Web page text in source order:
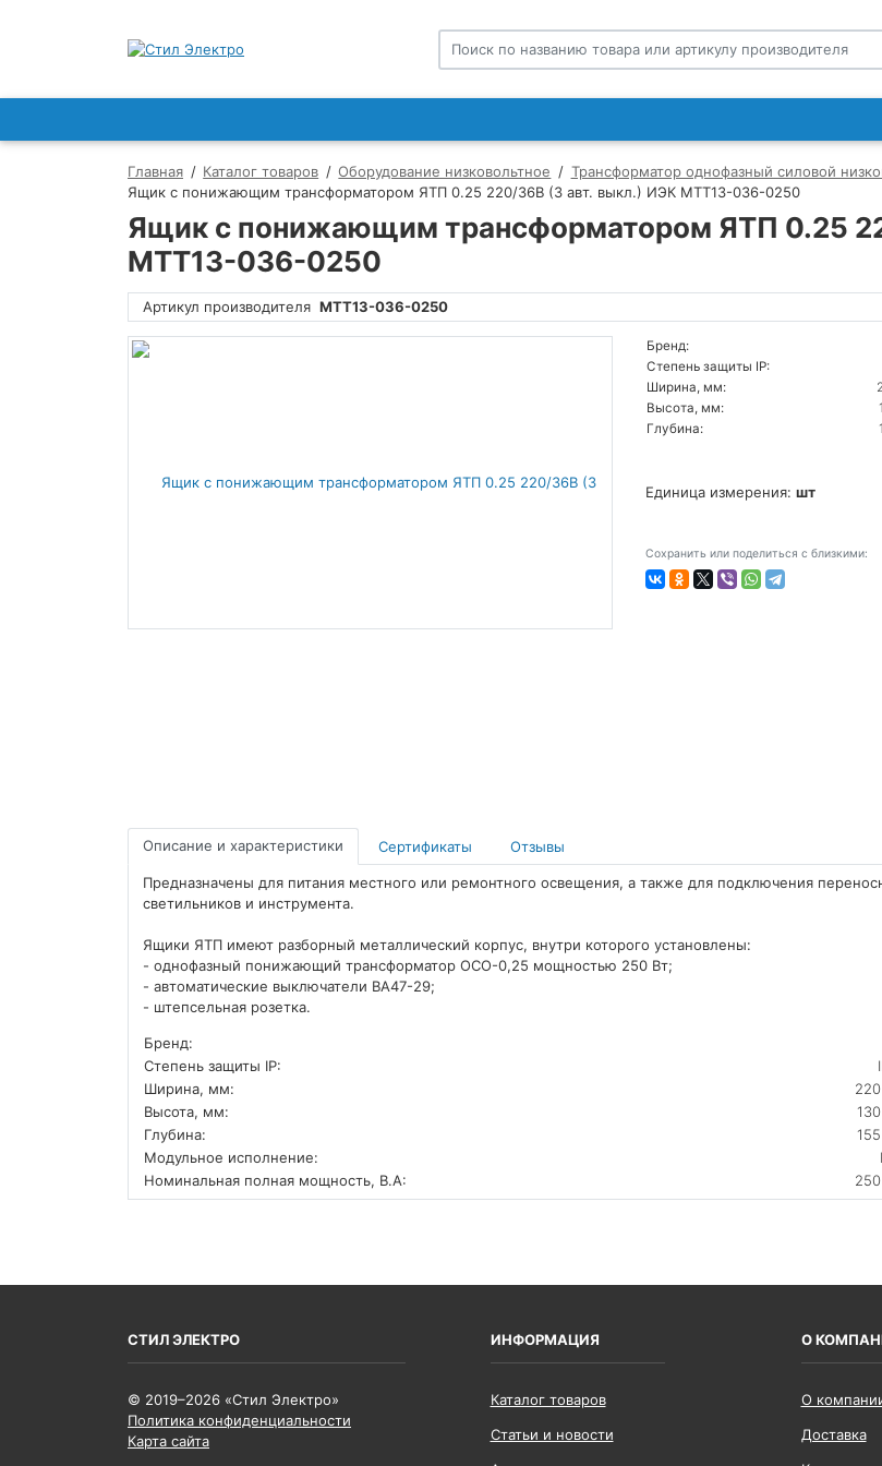
Главная Каталог товаров Оборудование низковольтное
Трансформатор однофазный силовой
Ящик с понижающим трансформатором ЯТП 0.25 220/36В (3 авт. выкл.) ИЭК MTT13-036-0250
Ящик с понижающим трансформатором ЯТП 0.25
MTT13-036-0250
Артикул производителя MTT13-036-0250
Бренд:
Степень защиты IP:
Ширина, мм:
Высота, мм:
Глубина:
Единица измерения: шт
Сохранить или поделиться с близкими:
Описание и характеристики Сертификаты Отзывы
Предназначены для питания местного или ремонтного освещения, а также для подключения
светильников и инструмента.
Ящики ЯТП имеют разборный металлический корпус, внутри которого установлены:
- однофазный понижающий трансформатор ОСО-0,25 мощностью 250 Вт;
- автоматические выключатели ВА47-29;
- штепсельная розетка.
Бренд:
Степень защиты IP:
Ширина, мм:
Высота, мм:
Глубина:
Модульное исполнение:
Номинальная полная мощность, В.А:
СТИЛ ЭЛЕКТРО
© 2019–2026 «Стил Электро»
Политика конфиденциальности
Карта сайта
ИНФОРМАЦИЯ
Каталог товаров
Статьи и новости
О
О
Доставка